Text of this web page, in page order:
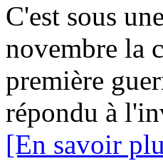
C'est sous
novembre la
première
répondu à
[En savoir